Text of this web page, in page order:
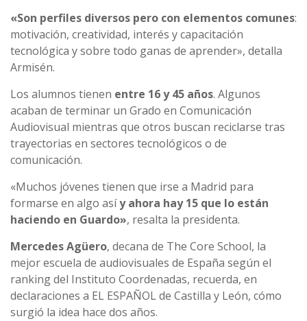
«Son perfiles diversos pero con elementos comunes:
motivación, creatividad, interés y capacitación
tecnológica y sobre todo ganas de aprender», detalla
Armisén.
Los alumnos tienen entre 16 y 45 años. Algunos
acaban de terminar un Grado en Comunicación
Audiovisual mientras que otros buscan reciclarse tras
trayectorias en sectores tecnológicos o de
comunicación.
«Muchos jóvenes tienen que irse a Madrid para
formarse en algo asíy ahora hay 15 que lo están
haciendo en Guardo», resalta la presidenta.
Mercedes Agüero, decana de The Core School, la
mejor escuela de audiovisuales de España según el
ranking del Instituto Coordenadas, recuerda, en
declaraciones a EL ESPAÑOL de Castilla y León, cómo
surgió la idea hace dos años.